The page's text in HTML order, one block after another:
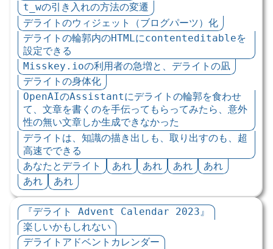
t_wの引き入れの方法の変遷
デライトのウィジェット（ブログパーツ）化
デライトの輪郭内のHTMLにcontenteditableを
設定できる
Misskey.ioの利用者の急増と、デライトの凪
デライトの身体化
OpenAIのAssistantにデライトの輪郭を食わせ
て、文章を書くのを手伝ってもらってみたら、意外
性の無い文章しか生成できなかった
デライトは、知識の描き出しも、取り出すのも、超
高速でできる
あなたとデライト
あれ あれ あれ
あれ
あれ
あれ
『デライト Advent Calendar 2023』
楽しいかもしれない
デライトアドベントカレンダー